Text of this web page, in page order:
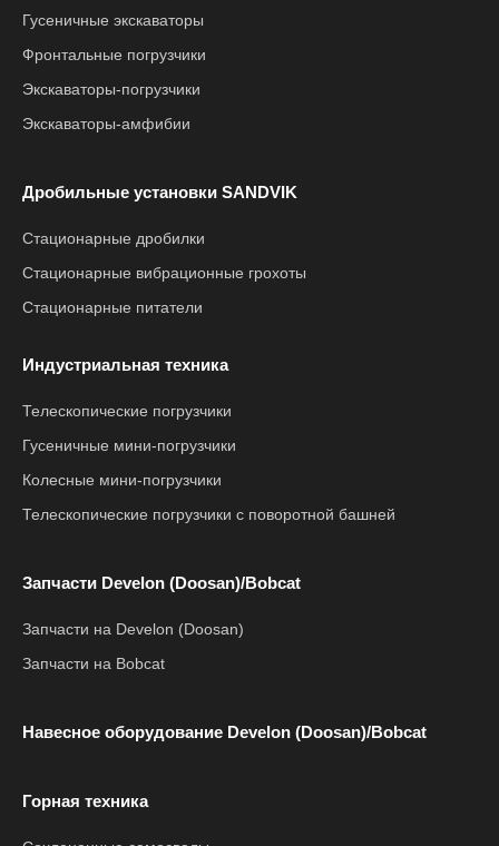
Гусеничные экскаваторы
Фронтальные погрузчики
Экскаваторы-погрузчики
Экскаваторы-амфибии
Дробильные установки SANDVIK
Стационарные дробилки
Стационарные вибрационные грохоты
Стационарные питатели
Индустриальная техника
Телескопические погрузчики
Гусеничные мини-погрузчики
Колесные мини-погрузчики
Телескопические погрузчики с поворотной башней
Запчасти Develon (Doosan)/Bobcat
Запчасти на Develon (Doosan)
Запчасти на Bobcat
Навесное оборудование Develon (Doosan)/Bobcat
Горная техника